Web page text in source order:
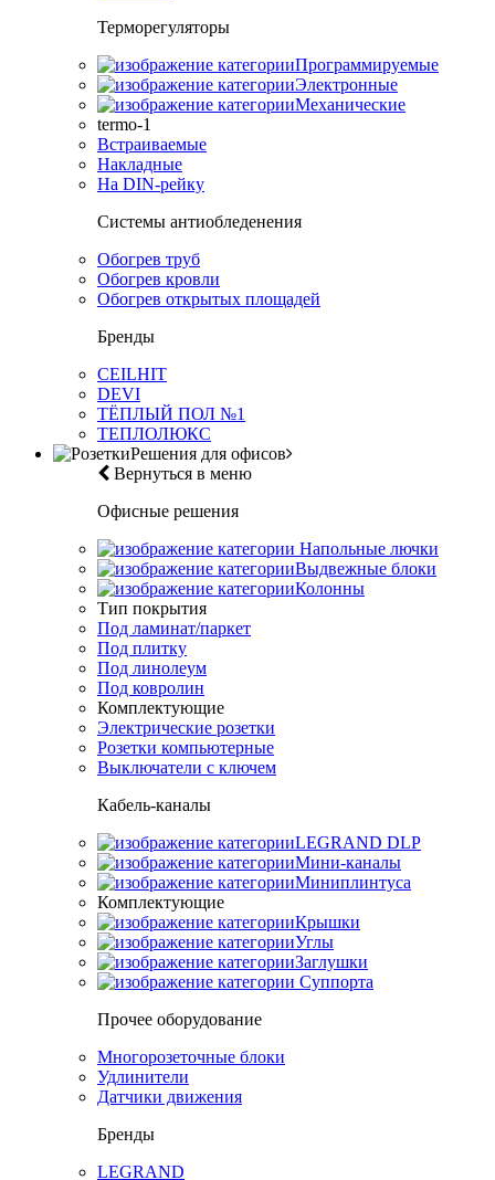
Терморегуляторы
Программируемые
Электронные
Механические
termo-1
Встраиваемые
Накладные
На DIN-рейку
Системы антиобледенения
Обогрев труб
Обогрев кровли
Обогрев открытых площадей
Бренды
CEILHIT
DEVI
ТЁПЛЫЙ ПОЛ №1
ТЕПЛОЛЮКС
Решения для офисов
Вернуться в меню
Офисные решения
Напольные лючки
Выдвежные блоки
Колонны
Тип покрытия
Под ламинат/паркет
Под плитку
Под линолеум
Под ковролин
Комплектующие
Электрические розетки
Розетки компьютерные
Выключатели с ключем
Кабель-каналы
LEGRAND DLP
Мини-каналы
Миниплинтуса
Комплектующие
Крышки
Углы
Заглушки
Суппорта
Прочее оборудование
Многорозеточные блоки
Удлинители
Датчики движения
Бренды
LEGRAND